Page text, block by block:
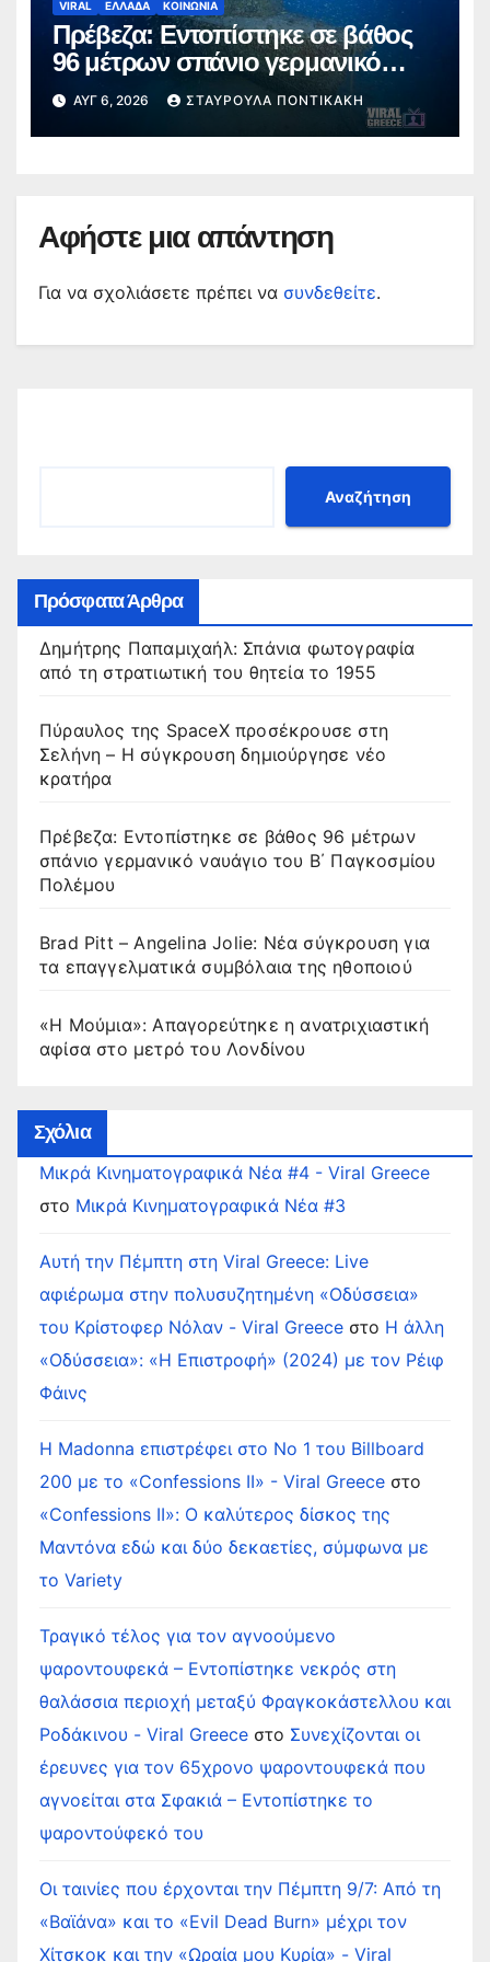
VIRAL ΕΛΛΑΔΑ ΚΟΙΝΩΝΙΑ
Πρέβεζα: Εντοπίστηκε σε βάθος
96 μέτρων σπάνιο γερμανικό
ναυάγιο του Β΄ Παγκοσμίου
Πολέμου
ΑΥΓ 6, 2026 ΣΤΑΥΡΟΎΛΑ ΠΟΝΤΙΚΆΚΗ
Αφήστε μια απάντηση
Για να σχολιάσετε πρέπει να συνδεθείτε.
Αναζήτηση
Πρόσφατα Άρθρα
Δημήτρης Παπαμιχαήλ: Σπάνια φωτογραφία
από τη στρατιωτική του θητεία το 1955
Πύραυλος της SpaceX προσέκρουσε στη
Σελήνη – Η σύγκρουση δημιούργησε νέο
κρατήρα
Πρέβεζα: Εντοπίστηκε σε βάθος 96 μέτρων
σπάνιο γερμανικό ναυάγιο του Β΄ Παγκοσμίου
Πολέμου
Brad Pitt – Angelina Jolie: Νέα σύγκρουση για
τα επαγγελματικά συμβόλαια της ηθοποιού
«Η Μούμια»: Απαγορεύτηκε η ανατριχιαστική
αφίσα στο μετρό του Λονδίνου
Σχόλια
Μικρά Κινηματογραφικά Νέα #4 - Viral Greece
στο Μικρά Κινηματογραφικά Νέα #3
Αυτή την Πέμπτη στη Viral Greece: Live
αφιέρωμα στην πολυσυζητημένη «Οδύσσεια»
του Κρίστοφερ Νόλαν - Viral Greece στο Η άλλη
«Οδύσσεια»: «Η Επιστροφή» (2024) με τον Ρέιφ
Φάινς
Η Madonna επιστρέφει στο Νο 1 του Billboard
200 με το «Confessions II» - Viral Greece στο
«Confessions II»: Ο καλύτερος δίσκος της
Μαντόνα εδώ και δύο δεκαετίες, σύμφωνα με
το Variety
Τραγικό τέλος για τον αγνοούμενο
ψαροντουφεκά – Εντοπίστηκε νεκρός στη
θαλάσσια περιοχή μεταξύ Φραγκοκάστελλου και
Ροδάκινου - Viral Greece στο Συνεχίζονται οι
έρευνες για τον 65χρονο ψαροντουφεκά που
αγνοείται στα Σφακιά – Εντοπίστηκε το
ψαροντούφεκό του
Οι ταινίες που έρχονται την Πέμπτη 9/7: Από τη
«Βαϊάνα» και το «Evil Dead Burn» μέχρι τον
Χίτσκοκ και την «Ωραία μου Κυρία» - Viral